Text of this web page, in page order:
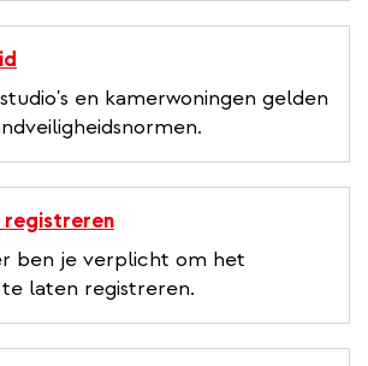
en kamerwoningen gelden
ben je verplicht om het
laten registreren.